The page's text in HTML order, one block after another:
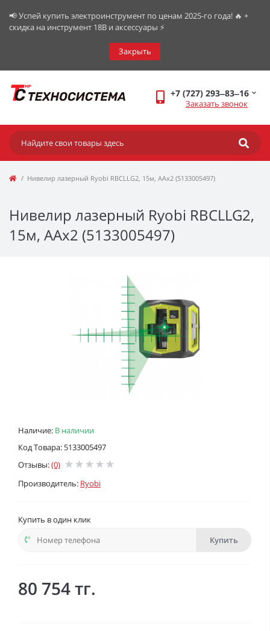
📢 Успей купить электроинструмент по ценам 2025-го года! 🔥 +
скидка на инструмент 18В и аксессуары ⚡️
Закрыть
+7 (727) 293‒83‒16
Заказать звонок
Нивелир лазерный Ryobi RBCLLG2, 15м, ААх2 (5133005497)
Нивелир лазерный Ryobi RBCLLG2,
15м, ААх2 (5133005497)
Наличие: В наличии
Код Товара: 5133005497
Отзывы:(0)
Производитель: Ryobi
Купить в один клик
Купить
80 754 тг.